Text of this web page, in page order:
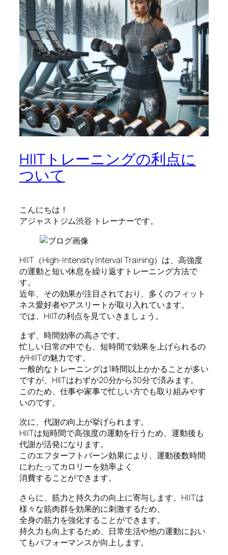
HIITトレーニングの利点に
ついて
こんにちは！
アジャストジム渋谷 トレーナーです。
HIIT（High-Intensity Interval Training）は、高強度
の運動と短い休息を繰り返すトレーニング方法で
す。
近年、その効果が注目されており、多くのフィット
ネス愛好者やアスリートが取り入れています。
では、HIITの利点を見ていきましょう。
まず、時間効率の高さです。
忙しい日常の中でも、短時間で効果を上げられるの
がHIITの魅力です。
一般的なトレーニングは1時間以上かかることが多い
ですが、HIITはわずか20分から30分で済みます。
このため、仕事や家事で忙しい方でも取り組みやす
いのです。
次に、代謝の向上が挙げられます。
HIITは短時間で高強度の運動を行うため、運動後も
代謝が活発になります。
このエフターフトバーン効果により、運動後数時間
にわたってカロリーを効率よく
消費することができます。
さらに、筋力と持久力の向上に寄与します。HIITは
様々な筋肉群を効果的に刺激するため、
全身の筋力を強化することができます。
持久力も向上するため、日常生活や他の運動におい
てもパフォーマンスが向上します。